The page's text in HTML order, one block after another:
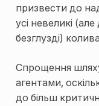
призвести до
усі невеликі
безглузді)
Спрощення
агентами,
до більш